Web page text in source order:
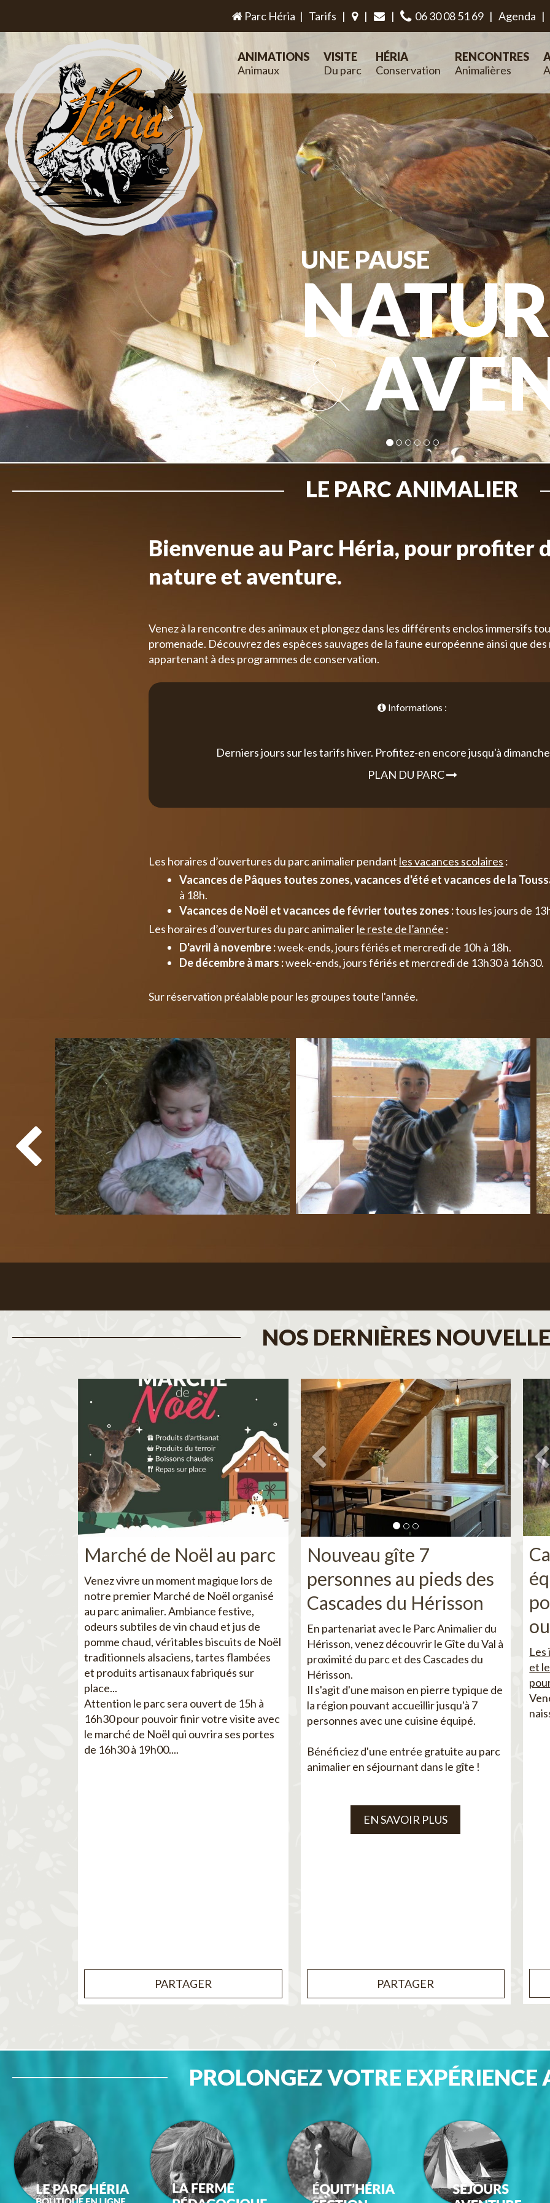
Parc Héria | Tarifs | | | 06 30 08 51 69 | Agenda |
UNE PAUSE
&
ANIMATIONS
Animaux
VISITE
Du parc
HÉRIA
Conservation
RENCONTRES
Animalières
LE PARC ANIMALIER
Bienvenue au Parc Héria, pour profiter
nature et aventure.
Venez à la rencontre des animaux et plongez dans les différents enclos immersifs
promenade. Découvrez des espèces sauvages de la faune européenne ainsi que
appartenant à des programmes de conservation.
Informations :
Derniers jours sur les tarifs hiver. Profitez-en encore jusqu'à
PLAN DU PARC
Les horaires d’ouvertures du parc animalier pendant les vacances scolaires :
Vacances de Pâques toutes zones, vacances d'été et vacances de la
à 18h.
Vacances de Noël et vacances de février toutes zones :tous les jours de
Les horaires d’ouvertures du parc animalierle reste de l’année :
D'avril à novembre :week-ends, jours fériés et mercredi de 10h à 18h.
De décembre à mars :week-ends, jours fériés et mercredi de 13h30 à 16h30.
Sur réservation préalable pour les groupes toute l'année.
NOS DERNIÈRES
Marché de Noël au parc
Venez vivre un moment magique lors de
notre premier Marché de Noël organisé
au parc animalier. Ambiance festive,
odeurs subtiles de vin chaud et jus de
pomme chaud, véritables biscuits de Noël
traditionnels alsaciens, tartes flambées
et produits artisanaux fabriqués sur
place...
Attention le parc sera ouvert de 15h à
16h30 pour pouvoir finir votre visite avec
le marché de Noël qui ouvrira ses portes
de 16h30 à 19h00....
PARTAGER
Nouveau gîte 7
personnes au pieds des
Cascades du Hérisson
En partenariat avec le Parc Animalier du
Hérisson, venez découvrir le Gîte du Val à
proximité du parc et des Cascades du
Hérisson.
Il s'agit d'une maison en pierre typique de
la région pouvant accueillir jusqu'à 7
personnes avec une cuisine équipé.
Bénéficiez d'une entrée gratuite au parc
animalier en séjournant dans le gîte !
EN SAVOIR PLUS
PARTAGER
Les
et
PROLONGEZ VOTRE EXPÉRIENCE